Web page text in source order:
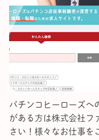
パチンコヒーローズへ
がある方は株式会社フ
さい！様々なお仕事を